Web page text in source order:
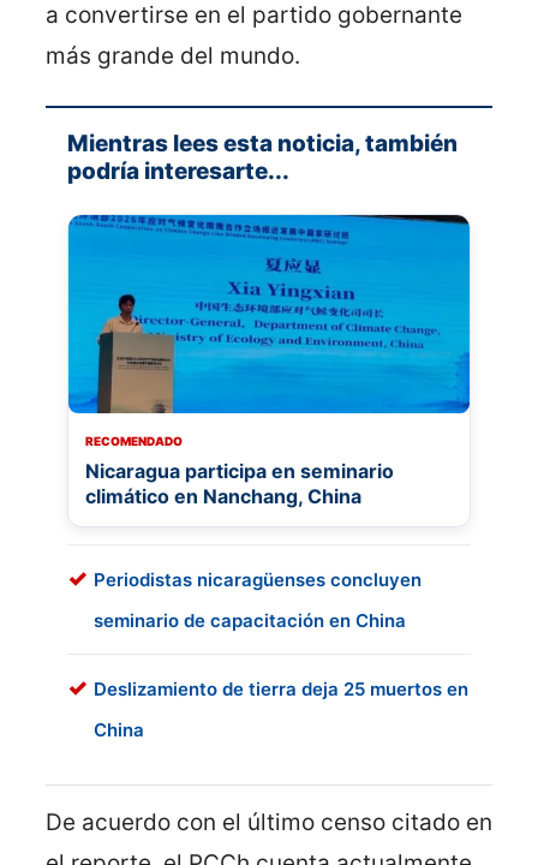
a convertirse en el partido gobernante
más grande del mundo.
Mientras lees esta noticia, también
podría interesarte...
RECOMENDADO
Nicaragua participa en seminario
climático en Nanchang, China
Periodistas nicaragüenses concluyen
seminario de capacitación en China
Deslizamiento de tierra deja 25 muertos en
China
De acuerdo con el último censo citado en